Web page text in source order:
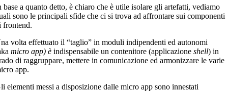
base a quanto detto, è chiaro che è utile isolare gli artefatti, vediamo
sono le principali sfide che ci si trova ad affrontare sui componenti
frontend.
volta effettuato il “taglio” in moduli indipendenti ed autonomi
micro app) è indispensabile un contenitore (applicazioneshell) in
di raggruppare, mettere in comunicazione ed armonizzare le varie
app.
elementi messi a disposizione dalle micro app sono innestati